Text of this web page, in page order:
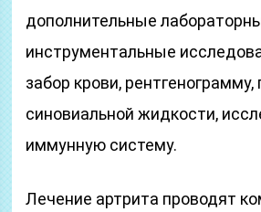
дополнительные
инструментальные
забор крови,
синовиальной жидкости,
иммунную систему.
Лечение артрита проводят